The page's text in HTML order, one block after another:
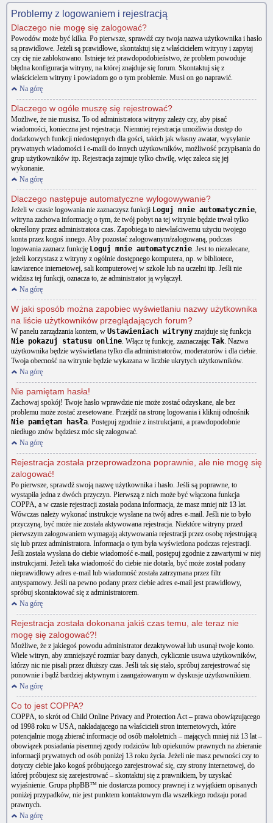
Problemy z logowaniem i rejestracją
Dlaczego nie mogę się zalogować?
Powodów może być kilka. Po pierwsze, sprawdź czy twoja nazwa użytkownika i hasło
są prawidłowe. Jeżeli są prawidłowe, skontaktuj się z właścicielem witryny i zapytaj
czy cię nie zablokowano. Istnieje też prawdopodobieństwo, że problem powoduje
błędna konfiguracja witryny, na której znajduje się forum. Skontaktuj się z
właścicielem witryny i powiadom go o tym problemie. Musi on go naprawić.
Na górę
Dlaczego w ogóle muszę się rejestrować?
Możliwe, że nie musisz. To od administratora witryny zależy czy, aby pisać
wiadomości, konieczna jest rejestracja. Niemniej rejestracja umożliwia dostęp do
dodatkowych funkcji niedostępnych dla gości, takich jak własny awatar, wysyłanie
prywatnych wiadomości i e-maili do innych użytkowników, możliwość przypisania do
grup użytkowników itp. Rejestracja zajmuje tylko chwilę, więc zaleca się jej
wykonanie.
Na górę
Dlaczego następuje automatyczne wylogowywanie?
Jeżeli w czasie logowania nie zaznaczysz funkcji Loguj mnie automatycznie,
witryna zachowa informację o tym, że twój pobyt na tej witrynie będzie trwał tylko
określony przez administratora czas. Zapobiega to niewłaściwemu użyciu twojego
konta przez kogoś innego. Aby pozostać zalogowanym/zalogowaną, podczas
logowania zaznacz funkcję Loguj mnie automatycznie. Jest to niezalecane,
jeżeli korzystasz z witryny z ogólnie dostępnego komputera, np. w bibliotece,
kawiarence internetowej, sali komputerowej w szkole lub na uczelni itp. Jeśli nie
widzisz tej funkcji, oznacza to, że administrator ją wyłączył.
Na górę
W jaki sposób można zapobiec wyświetlaniu nazwy użytkownika
na liście użytkowników przeglądających forum?
W panelu zarządzania kontem, w Ustawieniach witryny znajduje się funkcja
Nie pokazuj statusu online. Włącz tę funkcję, zaznaczając Tak. Nazwa
użytkownika będzie wyświetlana tylko dla administratorów, moderatorów i dla ciebie.
Twoja obecność na witrynie będzie wykazana w liczbie ukrytych użytkowników.
Na górę
Nie pamiętam hasła!
Zachowaj spokój! Twoje hasło wprawdzie nie może zostać odzyskane, ale bez
problemu może zostać zresetowane. Przejdź na stronę logowania i kliknij odnośnik
Nie pamiętam hasła. Postępuj zgodnie z instrukcjami, a prawdopodobnie
niedługo znów będziesz móc się zalogować.
Na górę
Rejestracja została przeprowadzona poprawnie, ale nie mogę się
zalogować!
Po pierwsze, sprawdź swoją nazwę użytkownika i hasło. Jeśli są poprawne, to
wystąpiła jedna z dwóch przyczyn. Pierwszą z nich może być włączona funkcja
COPPA, a w czasie rejestracji została podana informacja, że masz mniej niż 13 lat.
Wówczas należy wykonać instrukcje wysłane na twój adres e-mail. Jeśli nie to było
przyczyną, być może nie została aktywowana rejestracja. Niektóre witryny przed
pierwszym zalogowaniem wymagają aktywowania rejestracji przez osobę rejestrującą
się lub przez administratora. Informacja o tym była wyświetlona podczas rejestracji.
Jeśli została wysłana do ciebie wiadomość e-mail, postępuj zgodnie z zawartymi w niej
instrukcjami. Jeżeli taka wiadomość do ciebie nie dotarła, być może został podany
nieprawidłowy adres e-mail lub wiadomość została zatrzymana przez filtr
antyspamowy. Jeśli na pewno podany przez ciebie adres e-mail jest prawidłowy,
spróbuj skontaktować się z administratorem.
Na górę
Rejestracja została dokonana jakiś czas temu, ale teraz nie
mogę się zalogować?!
Możliwe, że z jakiegoś powodu administrator dezaktywował lub usunął twoje konto.
Wiele witryn, aby zmniejszyć rozmiar bazy danych, cyklicznie usuwa użytkowników,
którzy nic nie pisali przez dłuższy czas. Jeśli tak się stało, spróbuj zarejestrować się
ponownie i bądź bardziej aktywnym i zaangażowanym w dyskusje użytkownikiem.
Na górę
Co to jest COPPA?
COPPA, to skrót od Child Online Privacy and Protection Act – prawa obowiązującego
od 1998 roku w USA, nakładającego na właścicieli stron internetowych, które
potencjalnie mogą zbierać informacje od osób małoletnich – mających mniej niż 13 lat –
obowiązek posiadania pisemnej zgody rodziców lub opiekunów prawnych na zbieranie
informacji prywatnych od osób poniżej 13 roku życia. Jeżeli nie masz pewności czy to
dotyczy ciebie jako kogoś próbującego zarejestrować się, czy strony internetowej, do
której próbujesz się zarejestrować – skontaktuj się z prawnikiem, by uzyskać
wyjaśnienie. Grupa phpBB™ nie dostarcza pomocy prawnej i z wyjątkiem opisanych
poniżej przypadków, nie jest punktem kontaktowym dla wszelkiego rodzaju porad
prawnych.
Na górę